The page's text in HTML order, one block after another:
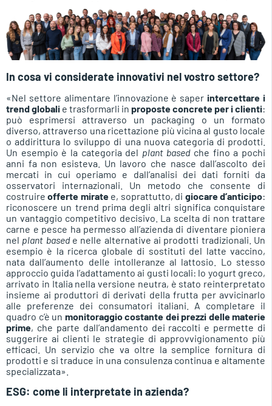
In cosa vi considerate innovativi nel vostro settore?
«Nel settore alimentare l’innovazione è saperintercettare i
trend globali e trasformarli in proposte concrete per i clienti:
può esprimersi attraverso un packaging o un formato
diverso, attraverso una ricettazione più vicina al gusto locale
o addirittura lo sviluppo di una nuova categoria di prodotti.
Un esempio è la categoria del plant based che fino a pochi
anni fa non esisteva. Un lavoro che nasce dall’ascolto dei
mercati in cui operiamo e dall’analisi dei dati forniti da
osservatori internazionali. Un metodo che consente di
costruireofferte mirate e, soprattutto, di giocare d’anticipo:
riconoscere un trend prima degli altri significa conquistare
un vantaggio competitivo decisivo. La scelta di non trattare
carne e pesce ha permesso all’azienda di diventare pioniera
nel plant based e nelle alternative ai prodotti tradizionali. Un
esempio è la ricerca globale di sostituti del latte vaccino,
nata dall’aumento delle intolleranze al lattosio. Lo stesso
approccio guida l’adattamento ai gusti locali: lo yogurt greco,
arrivato in Italia nella versione neutra, è stato reinterpretato
insieme ai produttori di derivati della frutta per avvicinarlo
alle preferenze dei consumatori italiani. A completare il
quadro c’è un monitoraggio costante dei prezzi delle materie
prime, che parte dall’andamento dei raccolti e permette di
suggerire ai clienti le strategie di approvvigionamento più
efficaci. Un servizio che va oltre la semplice fornitura di
prodotti e si traduce in una consulenza continua e altamente
specializzata».
ESG: come li interpretate in azienda?